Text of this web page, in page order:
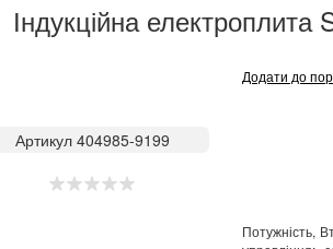
Індукційна
Артикул 404985-9199
Додати до
Потужність,